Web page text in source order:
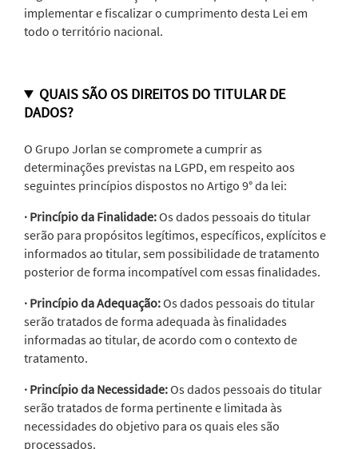
implementar e fiscalizar o cumprimento desta Lei em
todo o território nacional.
QUAIS SÃO OS DIREITOS DO TITULAR DE
DADOS?
O Grupo Jorlan se compromete a cumprir as
determinações previstas na LGPD, em respeito aos
seguintes princípios dispostos no Artigo 9° da lei:
· Princípio da Finalidade:Os dados pessoais do titular
serão para propósitos legítimos, específicos, explícitos e
informados ao titular, sem possibilidade de tratamento
posterior de forma incompatível com essas finalidades.
· Princípio da Adequação:Os dados pessoais do titular
serão tratados de forma adequada às finalidades
informadas ao titular, de acordo com o contexto de
tratamento.
· Princípio da Necessidade:Os dados pessoais do titular
serão tratados de forma pertinente e limitada às
necessidades do objetivo para os quais eles são
processados.